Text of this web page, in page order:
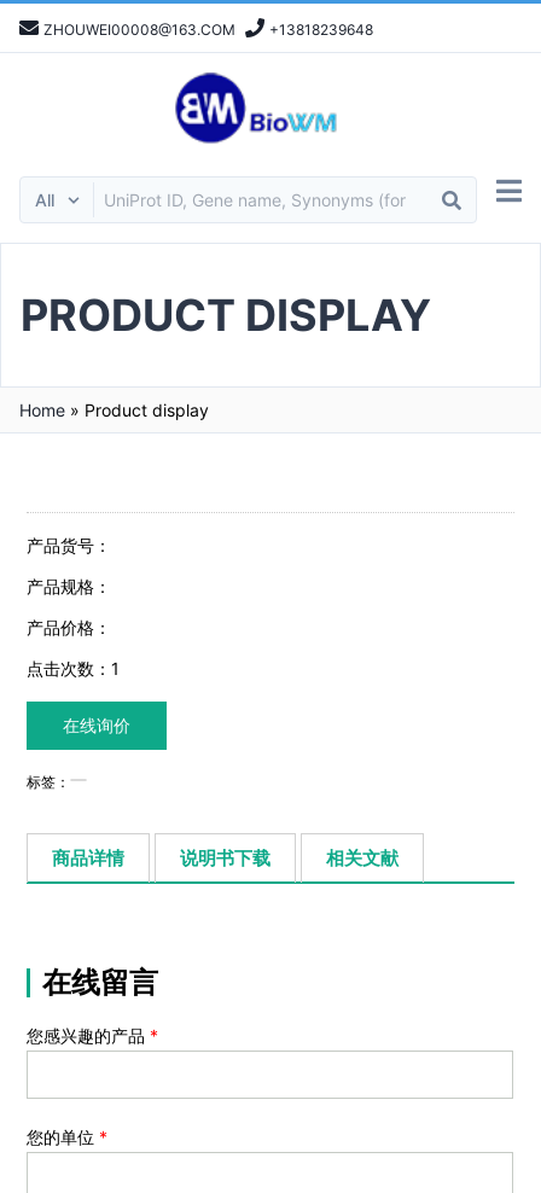
ZHOUWEI00008@163.COM +13818239648
PRODUCT DISPLAY
Home » Product display
产品货号：
产品规格：
产品价格：
点击次数：1
在线询价
标签：
商品详情 说明书下载 相关文献
在线留言
您感兴趣的产品 *
您的单位 *